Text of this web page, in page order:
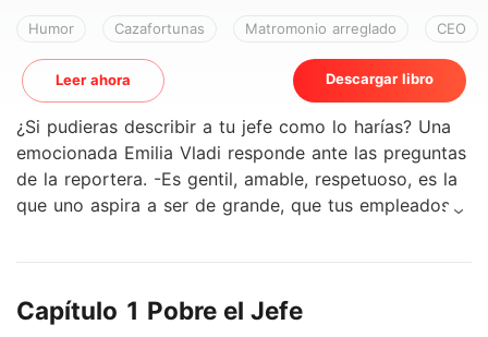
Humor Cazafortunas Matromonio arreglado CEO
Leer ahora Descargar libro
¿Si pudieras describir a tu jefe como lo harías? Una
emocionada Emilia Vladi responde ante las preguntas
de la reportera. -Es gentil, amable, respetuoso, es la
que uno aspira a ser de grande, que tus empleados
siente que su jefe es un persona intachable. La
Capítulo 1 Pobre el Jefe